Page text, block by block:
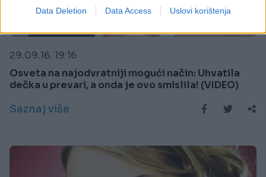
Data Deletion Data Access Uslovi korištenja
29.09.16. 19:16
Osveta na najodvratniji mogući način: Uhvatila
dečka u prevari, a onda je ovo smislila! (VIDEO)
Saznaj više